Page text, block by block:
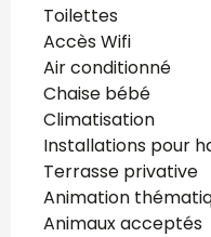
Toilettes
Accès Wifi
Air conditionné
Chaise bébé
Climatisation
Installations pour
Terrasse privative
Animation
Animaux acceptés